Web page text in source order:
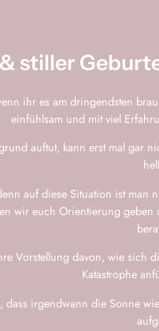
stiller
ihr es am dringendsten
einfühlsam und mit viel
auftut, kann erst mal gar
auf diese Situation ist man
wir euch Orientierung geben
Vorstellung davon, wie sich
Katastrophe
dass irgendwann die Sonne